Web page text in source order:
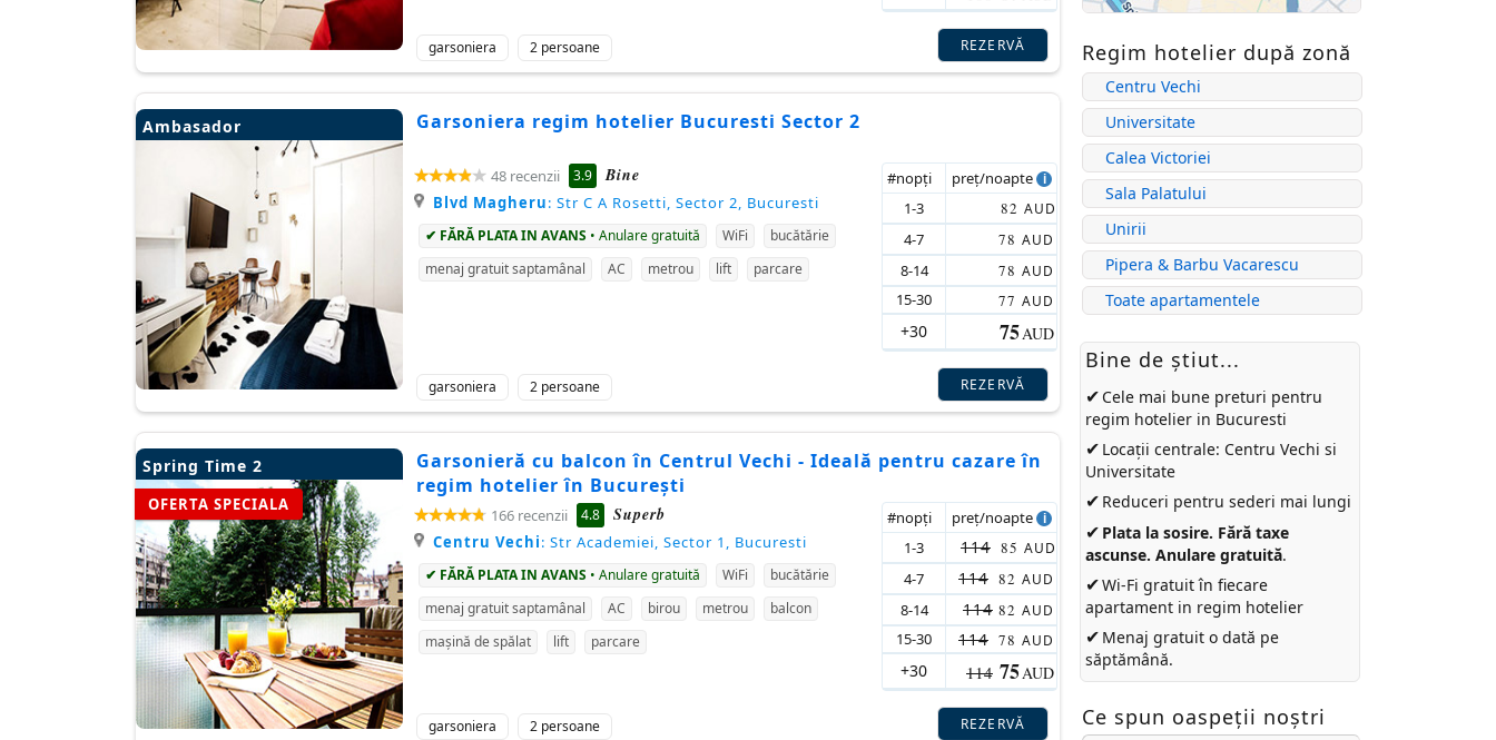
garsoniera 2 persoane REZERVĂ
Ambasador Garsoniera regim hotelier Bucuresti Sector 2
48 recenzii 3.9 Bine
Blvd Magheru: Str C A Rosetti, Sector 2, Bucuresti
✔ FĂRĂ PLATA IN AVANS • Anulare gratuită WiFi
bucătărie
menaj gratuit saptamânal
AC metrou lift parcare
#nopţi
preţ/noapte
1-3
82 AUD
4-7 78 AUD
8-14 78 AUD
15-30 77 AUD
+30 75AUD
garsoniera 2 persoane REZERVĂ
Spring Time 2
OFERTA SPECIALA
Garsonieră cu balcon în Centrul Vechi - Ideală pentru cazare în
regim hotelier în București
166 recenzii 4.8 Superb
Centru Vechi: Str Academiei, Sector 1, Bucuresti
✔ FĂRĂ PLATA IN AVANS • Anulare gratuită WiFi
bucătărie
menaj gratuit saptamânal
AC birou metrou
balcon
mașină de spălat
lift parcare
#nopţi
preţ/noapte
1-3
114 85 AUD
4-7 114 82 AUD
8-14 114 82 AUD
15-30 114 78 AUD
+30 114 75AUD
garsoniera 2 persoane REZERVĂ
Regim hotelier după zonă
Centru Vechi
Universitate
Calea Victoriei
Sala Palatului
Unirii
Pipera & Barbu Vacarescu
Toate apartamentele
Bine de ştiut...
✔ Cele mai bune preturi pentru
regim hotelier in Bucuresti
✔ Locații centrale: Centru Vechi si
Universitate
✔ Reduceri pentru sederi mai lungi
✔ Plata la sosire. Fără taxe
ascunse. Anulare gratuită.
✔Wi-Fi gratuit în fiecare
apartament in regim hotelier
✔ Menaj gratuit o dată pe
săptămână.
Ce spun oaspeții noștri